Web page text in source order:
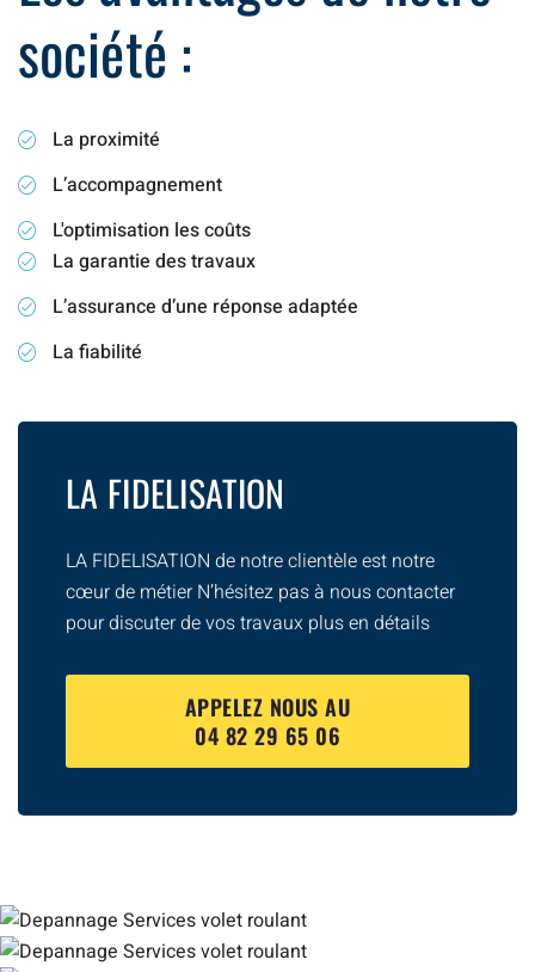
société :
La proximité
L’accompagnement
L'optimisation les coûts
La garantie des travaux
L’assurance d’une réponse adaptée
La fiabilité
LA FIDELISATION
LA FIDELISATION de notre clientèle est notre
cœur de métier N’hésitez pas à nous contacter
pour discuter de vos travaux plus en détails
APPELEZ NOUS AU
04 82 29 65 06